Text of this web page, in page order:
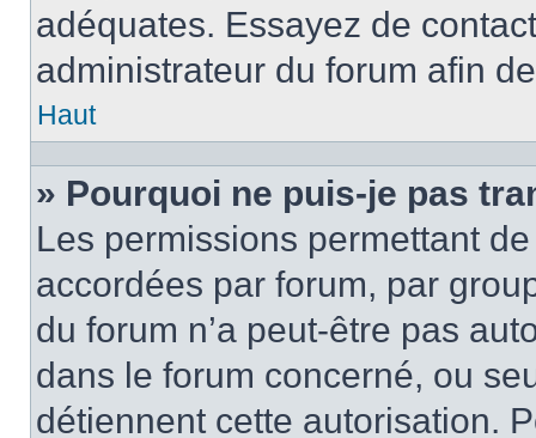
adéquates. Essayez de
administrateur du forum afin
Haut
» Pourquoi ne puis-je pas
Les permissions permettant
accordées par forum, par
du forum n’a peut-être pas
dans le forum concerné, ou
détiennent cette autorisation.